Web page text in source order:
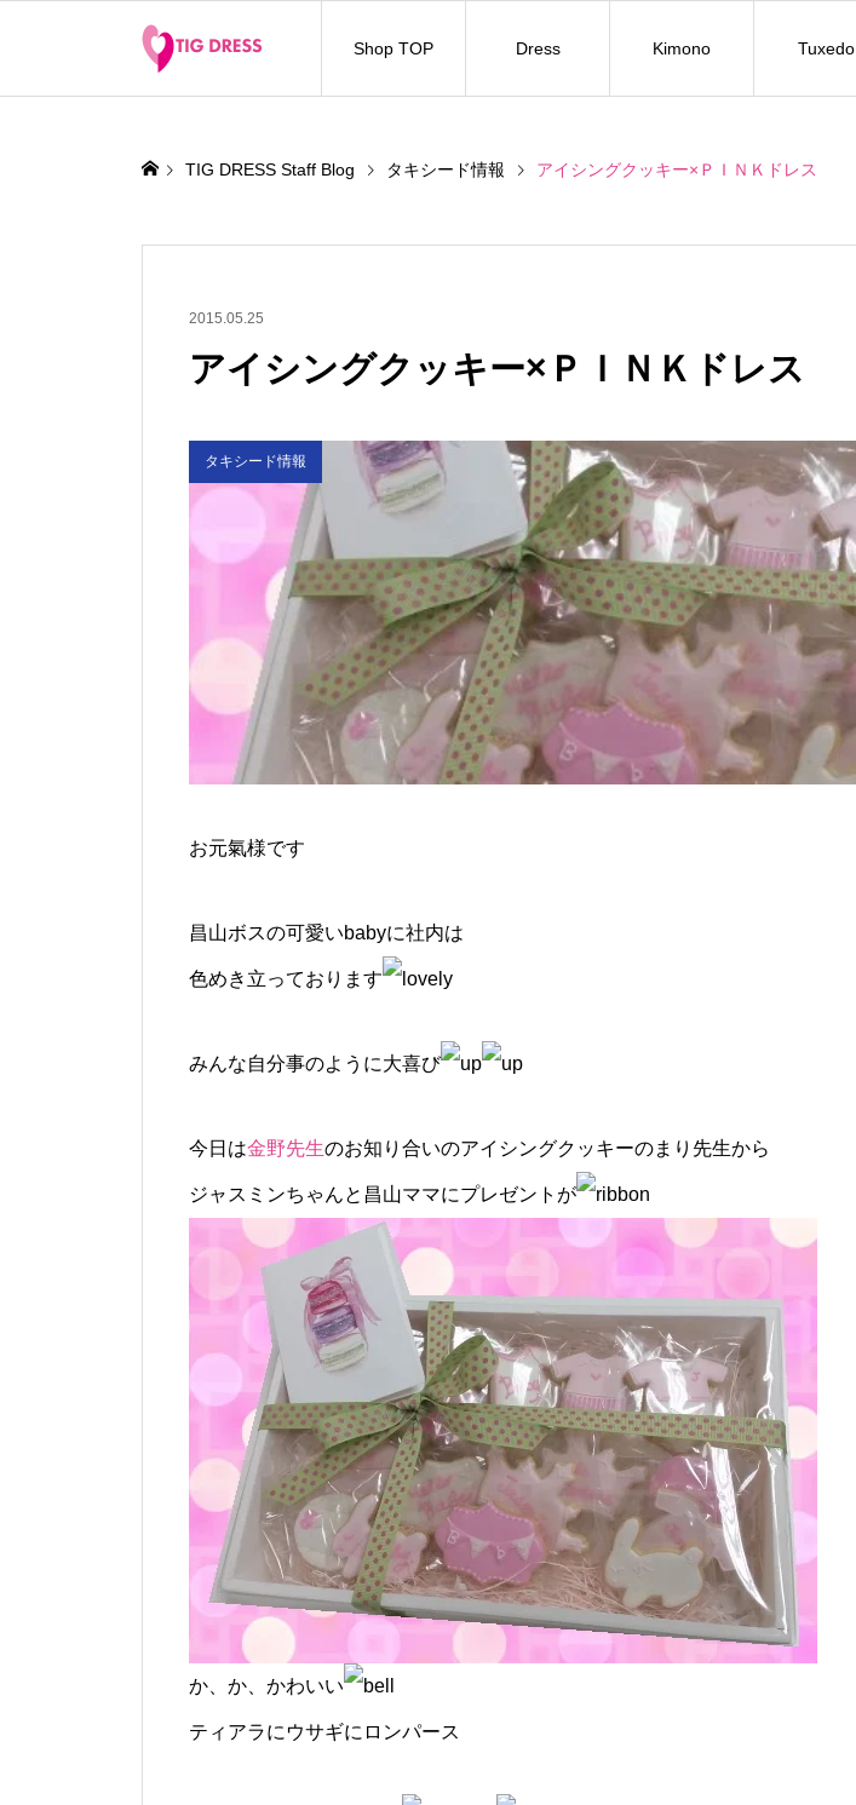
Shop TOP Dress Kimono Tuxedo
TIG DRESS Staff Blog タキシード情報 アイシングクッキー×ＰＩＮＫドレス
2015.05.25
アイシングクッキー×ＰＩＮＫドレス
タキシード情報
お元氣様です
昌山ボスの可愛いbabyに社内は
色めき立っております
みんな自分事のように大喜び
今日は金野先生のお知り合いのアイシングクッキーのまり先生から
ジャスミンちゃんと昌山ママにプレゼントが
か、か、かわいい
ティアラにウサギにロンパース